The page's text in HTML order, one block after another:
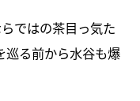
ではの茶目っ気た
巡る前から水谷も爆